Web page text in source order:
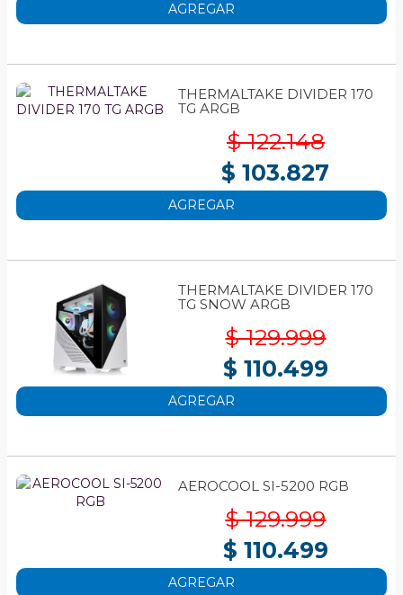
AGREGAR
THERMALTAKE DIVIDER 170
TG ARGB
$ 122.148
$ 103.827
AGREGAR
THERMALTAKE DIVIDER 170
TG SNOW ARGB
$ 129.999
$ 110.499
AGREGAR
AEROCOOL SI-5200 RGB
$ 129.999
$ 110.499
AGREGAR